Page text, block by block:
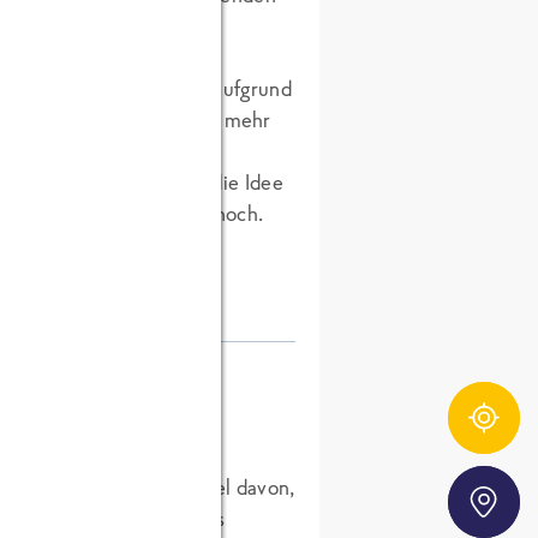
gesunde Sachen, aufgrund
Was noch ein Grund mehr
So richtig hat sich die Idee
kommt das ja noch.
esse ich recht viel davon,
Garten als kostenloses
Zutatentracker
Storefinder